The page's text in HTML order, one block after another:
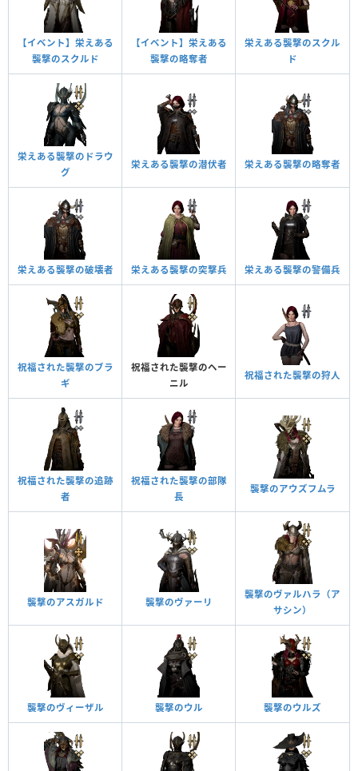
【イベント】栄えある
襲撃のスクルド
【イベント】栄えある
襲撃の略奪者
栄えある襲撃のスクル
ド
栄えある襲撃のドラウ
グ
栄えある襲撃の潜伏者 栄えある襲撃の略奪者
栄えある襲撃の破壊者 栄えある襲撃の突撃兵 栄えある襲撃の警備兵
祝福された襲撃のブラ
ギ
祝福された襲撃のヘー
ニル
祝福された襲撃の狩人
祝福された襲撃の追跡
者
祝福された襲撃の部隊
長
襲撃のアウズフムラ
襲撃のアスガルド 襲撃のヴァーリ
襲撃のヴァルハラ（ア
サシン）
襲撃のヴィーザル 襲撃のウル 襲撃のウルズ